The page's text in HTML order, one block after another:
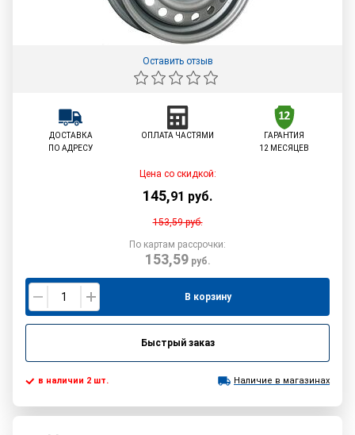
Оставить отзыв
ДОСТАВКА
ПО АДРЕСУ
ОПЛАТА ЧАСТЯМИ
ГАРАНТИЯ
12 МЕСЯЦЕВ
Цена со скидкой:
145,91 руб.
153,59руб.
По картам рассрочки:
153,59руб.
В корзину
Быстрый заказ
в наличии 2 шт. Наличие в магазинах